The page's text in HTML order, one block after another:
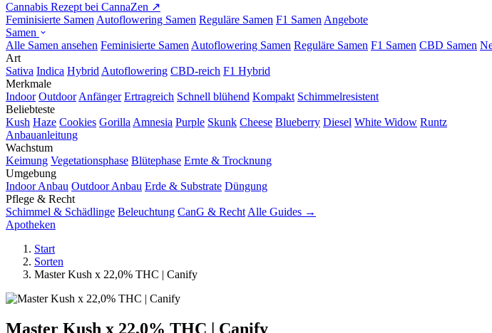
Cannabis Rezept bei CannaZen ↗
Feminisierte Samen Autoflowering Samen Reguläre Samen F1 Samen Angebote
Samen
Alle Samen ansehen Feminisierte Samen Autoflowering Samen Reguläre Samen F1 Samen CBD Samen
Art
Sativa Indica Hybrid Autoflowering CBD-reich F1 Hybrid
Merkmale
Indoor Outdoor Anfänger Ertragreich Schnell blühend Kompakt Schimmelresistent
Beliebteste
Kush Haze Cookies Gorilla Amnesia Purple Skunk Cheese Blueberry Diesel White Widow Runtz
Anbauanleitung
Wachstum
Keimung Vegetationsphase Blütephase Ernte & Trocknung
Umgebung
Indoor Anbau Outdoor Anbau Erde & Substrate Düngung
Pflege & Recht
Schimmel & Schädlinge Beleuchtung CanG & Recht Alle Guides →
Apotheken
Start
Sorten
Master Kush x 22,0% THC | Canify
Master Kush x 22,0% THC | Canify